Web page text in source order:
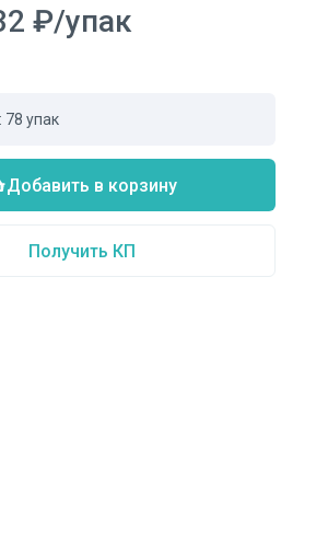
₽/упак
78 упак
Добавить в корзину
Получить КП